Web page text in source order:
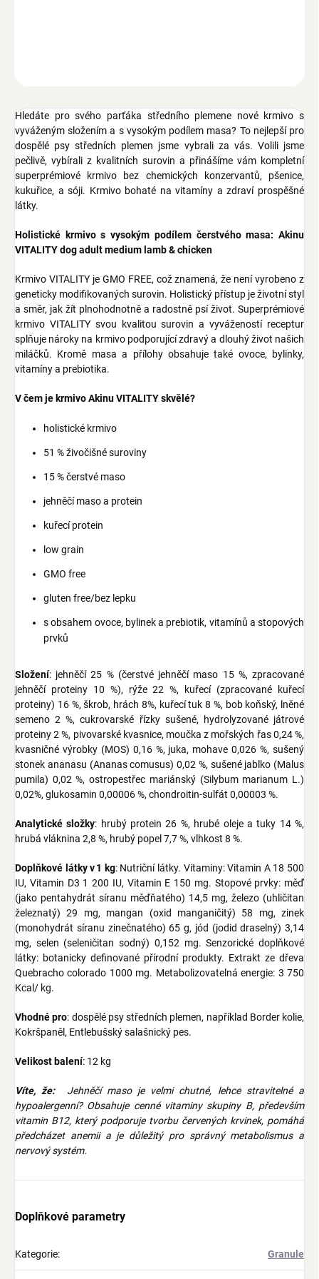
Hledáte pro svého parťáka středního plemene nové krmivo s
vyváženým složením a s vysokým podílem masa? To nejlepší pro
dospělé psy středních plemen jsme vybrali za vás. Volili jsme
pečlivě, vybírali z kvalitních surovin a přinášíme vám kompletní
superprémiové krmivo bez chemických konzervantů, pšenice,
kukuřice, a sóji. Krmivo bohaté na vitamíny a zdraví prospěšné
látky.
Holistické krmivo s vysokým podílem čerstvého masa: Akinu
VITALITY dog adult medium lamb & chicken
Krmivo VITALITY je GMO FREE, což znamená, že není vyrobeno z
geneticky modifikovaných surovin. Holistický přístup je životní styl
a směr, jak žít plnohodnotně a radostně psí život. Superprémiové
krmivo VITALITY svou kvalitou surovin a vyvážeností receptur
splňuje nároky na krmivo podporující zdravý a dlouhý život našich
miláčků. Kromě masa a přílohy obsahuje také ovoce, bylinky,
vitamíny a prebiotika.
V čem je krmivo Akinu VITALITY skvělé?
holistické krmivo
51 % živočišné suroviny
15 % čerstvé maso
jehněčí maso a protein
kuřecí protein
low grain
GMO free
gluten free/bez lepku
s obsahem ovoce, bylinek a prebiotik, vitamínů a stopových
prvků
Složení: jehněčí 25 % (čerstvé jehněčí maso 15 %, zpracované
jehněčí proteiny 10 %), rýže 22 %, kuřecí (zpracované kuřecí
proteiny) 16 %, škrob, hrách 8%, kuřecí tuk 8 %, bob koňský, lněné
semeno 2 %, cukrovarské řízky sušené, hydrolyzované játrové
proteiny 2 %, pivovarské kvasnice, moučka z mořských řas 0,24 %,
kvasničné výrobky (MOS) 0,16 %, juka, mohave 0,026 %, sušený
stonek ananasu (Ananas comusus) 0,02 %, sušené jablko (Malus
pumila) 0,02 %, ostropestřec mariánský (Silybum marianum L.)
0,02%, glukosamin 0,00006 %, chondroitin-sulfát 0,00003 %.
Analytické složky: hrubý protein 26 %, hrubé oleje a tuky 14 %,
hrubá vláknina 2,8 %, hrubý popel 7,7 %, vlhkost 8 %.
Doplňkové látky v 1 kg: Nutriční látky. Vitaminy: Vitamin A 18 500
IU, Vitamin D3 1 200 IU, Vitamin E 150 mg. Stopové prvky: měď
(jako pentahydrát síranu měďňatého) 14,5 mg, železo (uhličitan
železnatý) 29 mg, mangan (oxid manganičitý) 58 mg, zinek
(monohydrát síranu zinečnatého) 65 g, jód (jodid draselný) 3,14
mg, selen (seleničitan sodný) 0,152 mg. Senzorické doplňkové
látky: botanicky definované přírodní produkty. Extrakt ze dřeva
Quebracho colorado 1000 mg. Metabolizovatelná energie: 3 750
Kcal/ kg.
Vhodné pro: dospělé psy středních plemen, například Border kolie,
Kokršpaněl, Entlebušský salašnický pes.
Velikost balení: 12 kg
Víte, že:Jehněčí maso je velmi chutné, lehce stravitelné a
hypoalergenní? Obsahuje cenné vitaminy skupiny B, především
vitamin B12, který podporuje tvorbu červených krvinek, pomáhá
předcházet anemii a je důležitý pro správný metabolismus a
nervový systém.
Doplňkové parametry
Kategorie: Granule